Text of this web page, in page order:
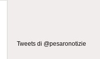
Tweets di @pesaronotizie